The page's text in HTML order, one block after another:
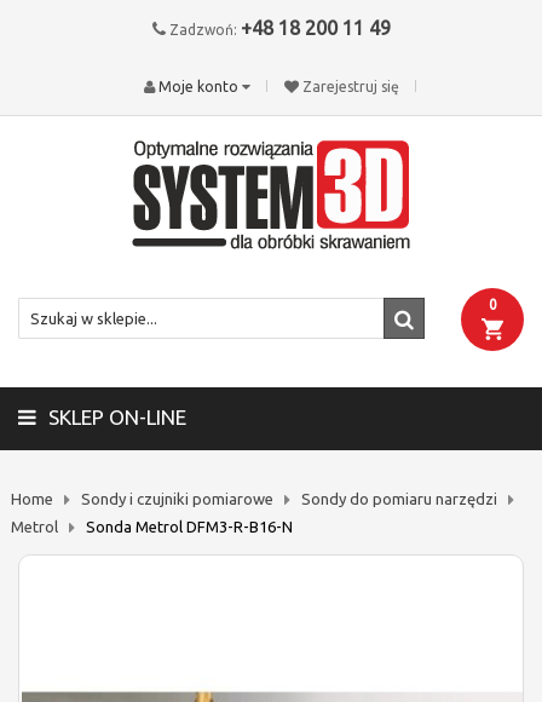
Zadzwoń: +48 18 200 11 49
Zarejestruj się
Moje konto
0
SKLEP ON-LINE
Home Sondy i czujniki pomiarowe
Sondy do pomiaru narzędzi
Metrol
Sonda Metrol DFM3-R-B16-N